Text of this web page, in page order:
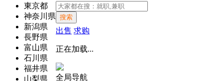
東京都
神奈川県
新潟県
長野県
富山県
石川県
福井県
山梨県
搜索
出售 求购
正在加载...
全局导航